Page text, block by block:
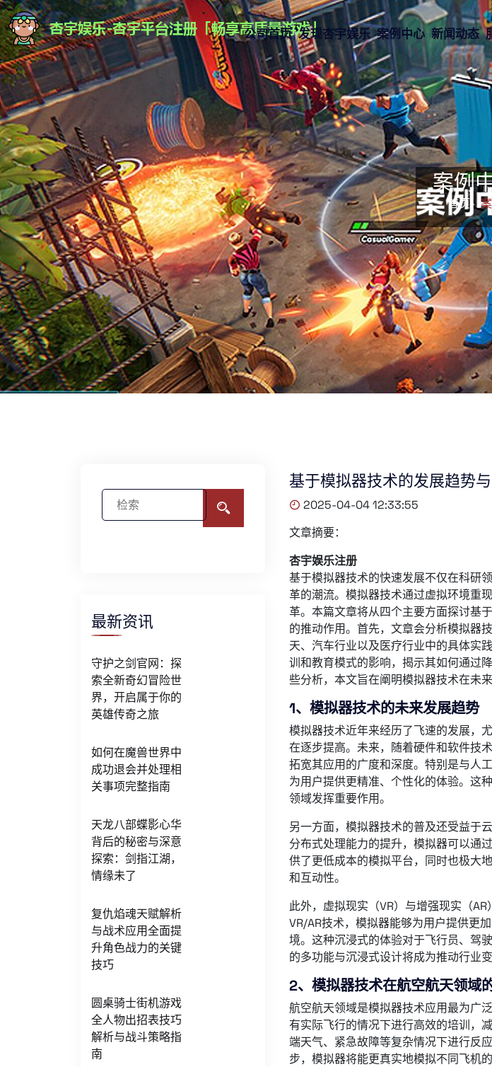
公司首页 发现杏宇娱乐 案例中心 新闻动态
案例
首页-
最新资讯
守护之剑官网：探
索全新奇幻冒险世
界，开启属于你的
英雄传奇之旅
如何在魔兽世界中
成功退会并处理相
关事项完整指南
天龙八部蝶影心华
背后的秘密与深意
探索：剑指江湖，
情缘未了
复仇焰魂天赋解析
与战术应用全面提
升角色战力的关键
技巧
圆桌骑士街机游戏
全人物出招表技巧
解析与战斗策略指
南
基于模拟器技术的发展趋势
2025-04-04 12:33:55
文章摘要：
杏宇娱乐注册
基于模拟器技术的快速发展不仅在科研
革的潮流。模拟器技术通过虚拟环境重
革。本篇文章将从四个主要方面探讨基
的推动作用。首先，文章会分析模拟器
天、汽车行业以及医疗行业中的具体实
训和教育模式的影响，揭示其如何通过
些分析，本文旨在阐明模拟器技术在未
1、模拟器技术的未来发展趋势
模拟器技术近年来经历了飞速的发展，
在逐步提高。未来，随着硬件和软件技
拓宽其应用的广度和深度。特别是与人
为用户提供更精准、个性化的体验。这
领域发挥重要作用。
另一方面，模拟器技术的普及还受益于
分布式处理能力的提升，模拟器可以通
供了更低成本的模拟平台，同时也极大
和互动性。
此外，虚拟现实（VR）与增强现实（
VR/AR技术，模拟器能够为用户提供更
境。这种沉浸式的体验对于飞行员、驾
的多功能与沉浸式设计将成为推动行业
2、模拟器技术在航空航天领域
航空航天领域是模拟器技术应用最为广
有实际飞行的情况下进行高效的培训，
端天气、紧急故障等复杂情况下进行反
步，模拟器将能更真实地模拟不同飞机